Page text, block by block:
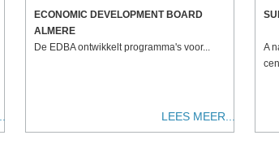
ECONOMIC DEVELOPMENT BOARD
ALMERE
De EDBA ontwikkelt programma's voor...
LEES MEER...
A